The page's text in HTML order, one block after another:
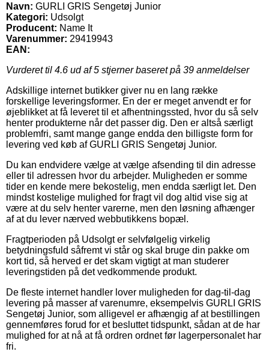
Navn: GURLI GRIS Sengetøj Junior
Kategori: Udsolgt
Producent: Name It
Varenummer: 29419943
EAN:
Vurderet til 4.6 ud af 5 stjerner baseret på 39 anmeldelser
Adskillige internet butikker giver nu en lang række
forskellige leveringsformer. En der er meget anvendt er for
øjeblikket at få leveret til et afhentningssted, hvor du så selv
henter produkterne når det passer dig. Den er altså særligt
problemfri, samt mange gange endda den billigste form for
levering ved køb af GURLI GRIS Sengetøj Junior.
Du kan endvidere vælge at vælge afsending til din adresse
eller til adressen hvor du arbejder. Muligheden er somme
tider en kende mere bekostelig, men endda særligt let. Den
mindst kostelige mulighed for fragt vil dog altid vise sig at
være at du selv henter varerne, men den løsning afhænger
af at du lever nærved webbutikkens bopæl.
Fragtperioden på Udsolgt er selvfølgelig virkelig
betydningsfuld såfremt vi står og skal bruge din pakke om
kort tid, så herved er det skam vigtigt at man studerer
leveringstiden på det vedkommende produkt.
De fleste internet handler lover muligheden for dag-til-dag
levering på masser af varenumre, eksempelvis GURLI GRIS
Sengetøj Junior, som alligevel er afhængig af at bestillingen
gennemføres forud for et besluttet tidspunkt, sådan at de har
mulighed for at nå at få ordren ordnet før lagerpersonalet har
fri.